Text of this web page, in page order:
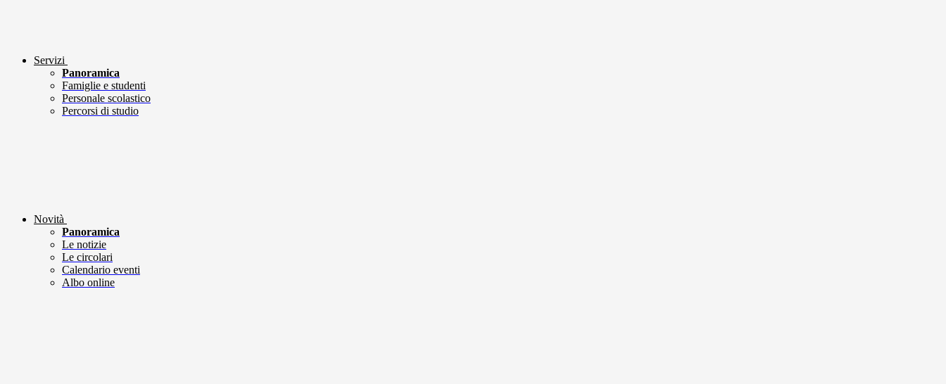
Servizi
Panoramica
Famiglie e studenti
Personale scolastico
Percorsi di studio
Novità
Panoramica
Le notizie
Le circolari
Calendario eventi
Albo online